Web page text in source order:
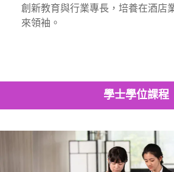
創新教育與行業專長，培養在酒店
來領袖。
學士學位課程